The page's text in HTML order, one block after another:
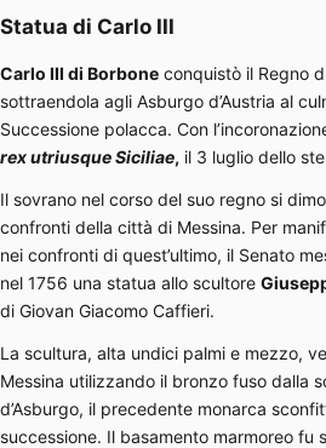
Statua di Carlo III
Carlo III di Borbone conquistò il Regno
sottraendola agli Asburgo d’Austria al
Successione polacca. Con
rex utriusque Siciliae, il 3 luglio dello
Il sovrano nel corso del suo regno si
confronti della città di Messina. Per
nei confronti di quest’ultimo, il Senato
nel 1756 una statua allo scultore
di Giovan Giacomo Caffieri.
La scultura, alta undici palmi e mezzo,
Messina utilizzando il bronzo fuso dalla
d’Asburgo, il precedente monarca
successione. Il basamento marmoreo fu